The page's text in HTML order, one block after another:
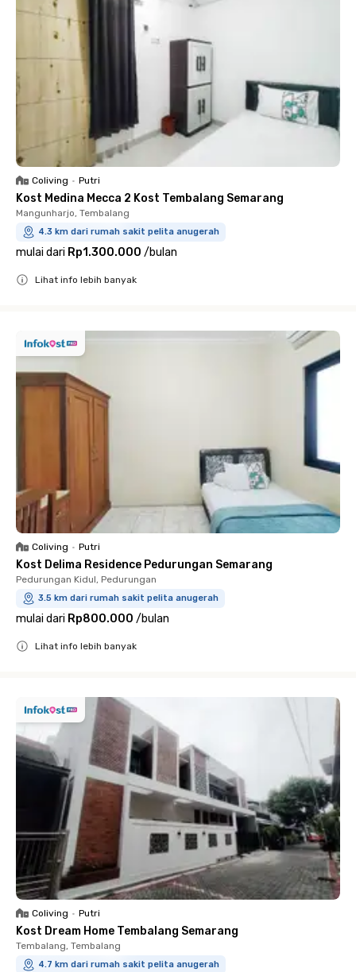
Coliving • Putri
Kost Medina Mecca 2 Kost Tembalang Semarang
Mangunharjo, Tembalang
4.3 km dari rumah sakit pelita anugerah
mulai dari Rp1.300.000 /bulan
Lihat info lebih banyak
Coliving • Putri
Kost Delima Residence Pedurungan Semarang
Pedurungan Kidul, Pedurungan
3.5 km dari rumah sakit pelita anugerah
mulai dari Rp800.000 /bulan
Lihat info lebih banyak
Coliving • Putri
Kost Dream Home Tembalang Semarang
Tembalang, Tembalang
4.7 km dari rumah sakit pelita anugerah